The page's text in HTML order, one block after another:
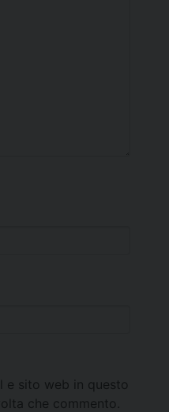
e sito web in questo
che commento.